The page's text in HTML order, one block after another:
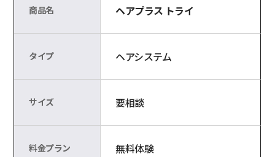
商品名 ヘアプラス トライ
タイプ ヘアシステム
サイズ 要相談
料金プラン 無料体験